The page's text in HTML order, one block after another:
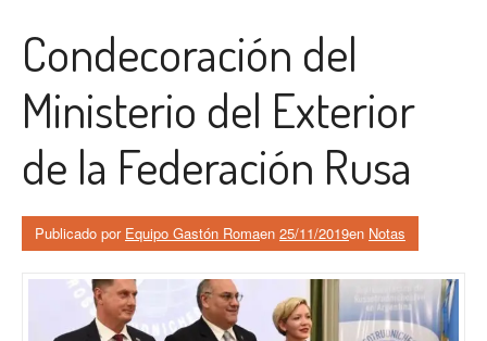
Condecoración del
Ministerio del Exterior
de la Federación Rusa
Publicado por Equipo Gastón Romaen 25/11/2019en Notas